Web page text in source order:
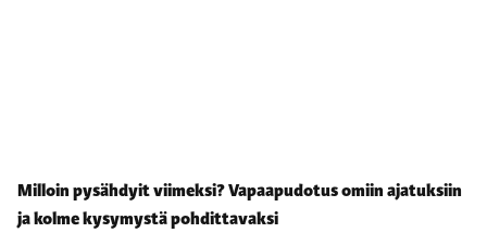
Milloin pysähdyit viimeksi? Vapaapudotus omiin ajatuksiin
ja kolme kysymystä pohdittavaksi